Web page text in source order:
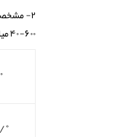
۲-
۶۰۰-۴۰ میلی متر به شرح ذيل مي باشد: